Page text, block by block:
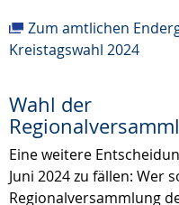
Zum amtlichen
Kreistagswahl 2024
Wahl der
Eine weitere
Juni 2024 zu fällen: Wer
Regionalversammlung